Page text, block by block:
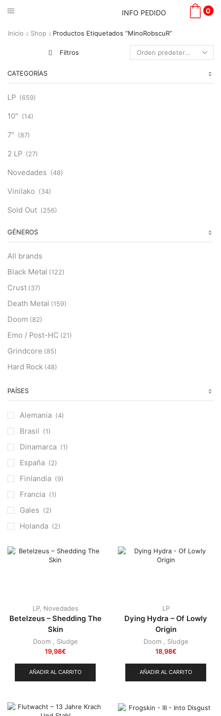
INFO PEDIDO 0
Inicio Shop Productos Etiquetados “minoRobscuR”
Filtros
CATEGORÍAS
LP (659)
10" (14)
7" (87)
2 LP (27)
Novedades (48)
Vinilako (34)
Sold Out (256)
GÉNEROS
All brands
Black Metal (122)
Crust (37)
Death Metal (159)
Doom (82)
Emo / Post-HC (21)
Grindcore (85)
Hard Rock (48)
Heavy Metal(91)
Otros (38)
Prog(25)
Punk(146)
Sludge(35)
Stoner (22)
Thrash Metal(108)
PAÍSES
Alemania (4)
Brasil (1)
Dinamarca (1)
España (2)
Finlandia (9)
Francia (1)
Gales (2)
Holanda (2)
Polonia
Suecia (1)
LP, Novedades
Betelzeus – Shedding The
Skin
Doom, Sludge
19,98€
AÑADIR AL CARRITO
LP
Dying Hydra – Of Lowly
Origin
Doom, Sludge
18,98€
AÑADIR AL CARRITO